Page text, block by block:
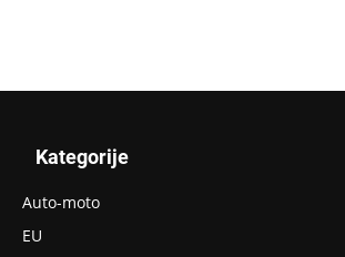
Kategorije
Auto-moto
EU